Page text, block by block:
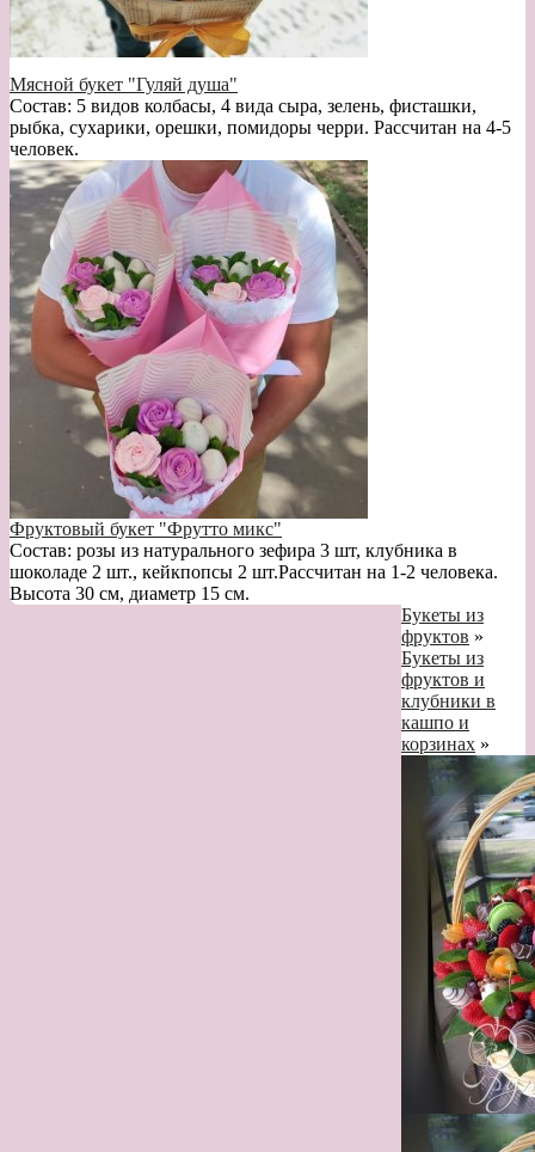
Мясной букет "Гуляй душа"
Состав: 5 видов колбасы, 4 вида сыра, зелень, фисташки,
рыбка, сухарики, орешки, помидоры черри. Рассчитан на 4-5
человек.
Фруктовый букет "Фрутто микс"
Состав: розы из натурального зефира 3 шт, клубника в
шоколаде 2 шт., кейкпопсы 2 шт.Рассчитан на 1-2 человека.
Высота 30 см, диаметр 15 см.
Букеты из
фруктов »
Букеты из
фруктов и
клубники в
кашпо и
корзинах »